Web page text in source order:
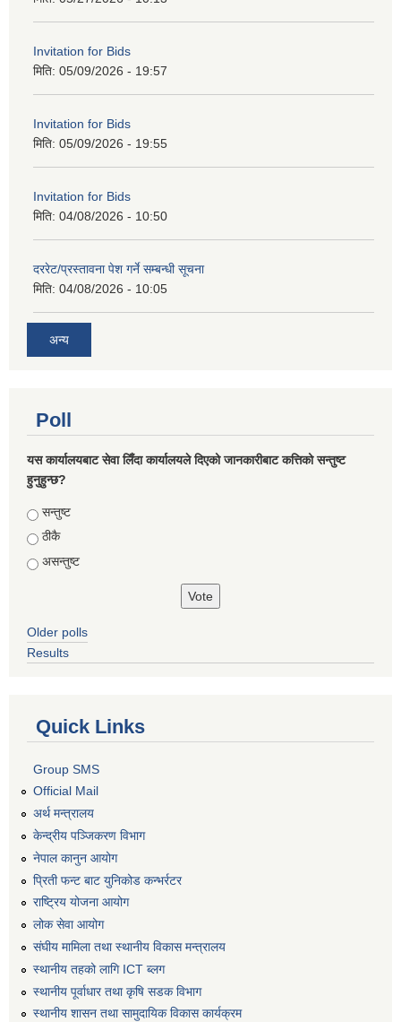
Invitation for Bids
मिति: 05/09/2026 - 19:57
Invitation for Bids
मिति: 05/09/2026 - 19:55
Invitation for Bids
मिति: 04/08/2026 - 10:50
दररेट/प्रस्तावना पेश गर्ने सम्बन्धी सूचना
मिति: 04/08/2026 - 10:05
अन्य
Poll
यस कार्यालयबाट सेवा लिँदा कार्यालयले दिएको जानकारीबाट कत्तिको सन्तुष्ट
हुनुहुन्छ?
Choices
सन्तुष्ट
ठीकै
असन्तुष्ट
Older polls
Results
Quick Links
Group SMS
Official Mail
अर्थ मन्त्रालय
केन्द्रीय पञ्जिकरण विभाग
नेपाल कानुन आयोग
प्रिती फन्ट बाट युनिकोड कन्भर्रटर
राष्ट्रिय योजना आयोग
लोक सेवा आयोग
संघीय मामिला तथा स्थानीय विकास मन्त्रालय
स्थानीय तहको लागि ICT ब्लग
स्थानीय पूर्वाधार तथा कृषि सडक विभाग
स्थानीय शासन तथा सामुदायिक विकास कार्यक्रम